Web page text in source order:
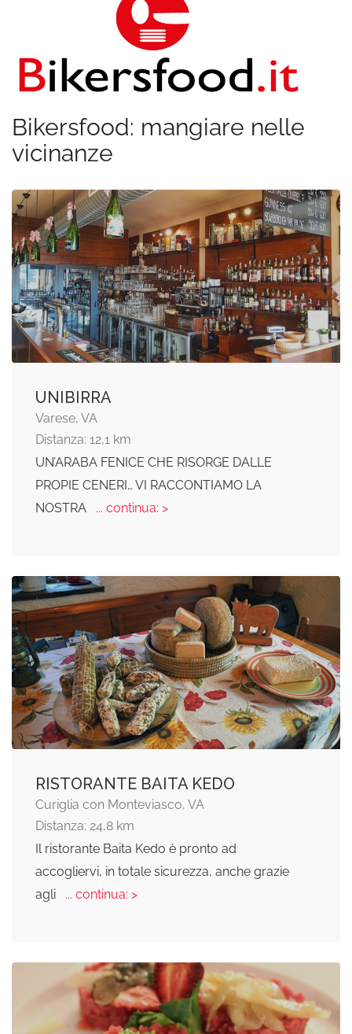
Bikersfood: mangiare nelle
vicinanze
UNIBIRRA
Varese, VA
Distanza: 12,1 km
UN’ARABA FENICE CHE RISORGE DALLE
PROPIE CENERI… VI RACCONTIAMO LA
NOSTRA
... continua: >
RISTORANTE BAITA KEDO
Curiglia con Monteviasco, VA
Distanza: 24,8 km
Il ristorante Baita Kedo è pronto ad
accogliervi, in totale sicurezza, anche grazie
agli
... continua: >